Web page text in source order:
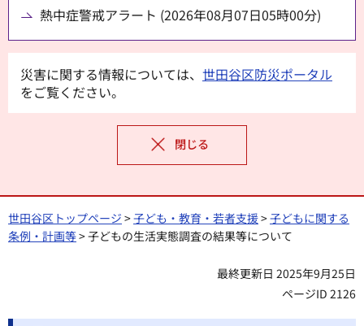
熱中症警戒アラート (2026年08月07日05時00分)
災害に関する情報については、 世田谷区防災ポータル
をご覧ください。
閉じる
世田谷区トップページ >子ども・教育・若者支援>子どもに関する
条例・計画等> 子どもの生活実態調査の結果等について
最終更新日 2025年9月25日
ページID 2126